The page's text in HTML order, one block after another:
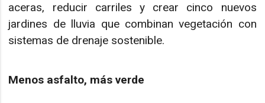
aceras, reducir carriles y crear cinco nuevos
jardines de lluvia que combinan vegetación con
sistemas de drenaje sostenible.
Menos asfalto, más verde